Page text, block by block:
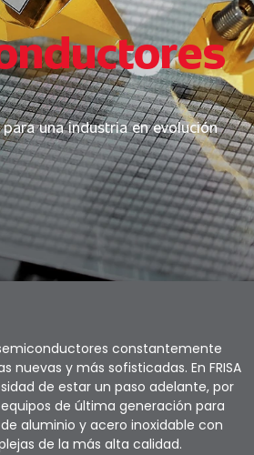
una industria en evolución
constantemente
nuevas y más sofisticadas. En FRISA
de estar un paso adelante, por
de última generación para
aluminio y acero inoxidable con
de la más alta calidad.